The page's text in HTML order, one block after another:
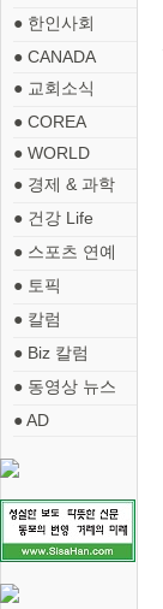
● 한인사회
● CANADA
● 교회소식
● COREA
● WORLD
● 경제 & 과학
● 건강 Life
● 스포츠 연예
● 토픽
● 칼럼
● Biz 칼럼
● 동영상 뉴스
● AD